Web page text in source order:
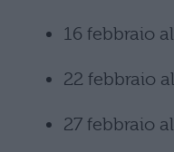
16 febbraio
22 febbraio
27 febbraio